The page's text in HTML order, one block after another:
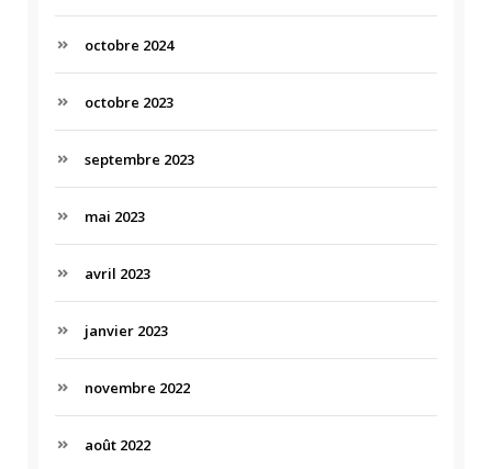
octobre 2024
octobre 2023
septembre 2023
mai 2023
avril 2023
janvier 2023
novembre 2022
août 2022